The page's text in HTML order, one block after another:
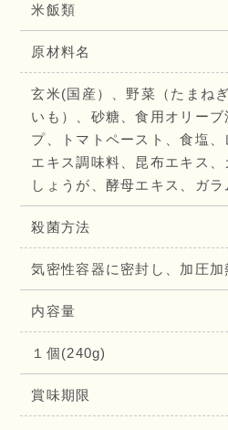
米飯類
原材料名
玄米(国産）、野菜（たまね
いも）、砂糖、食用オリー
プ、トマトペースト、食塩
エキス調味料、昆布エキス、
しょうが、酵母エキス、ガラ
殺菌方法
気密性容器に密封し、加圧加
内容量
１個(240g)
賞味期限